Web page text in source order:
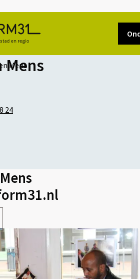
Mens
Mens
24